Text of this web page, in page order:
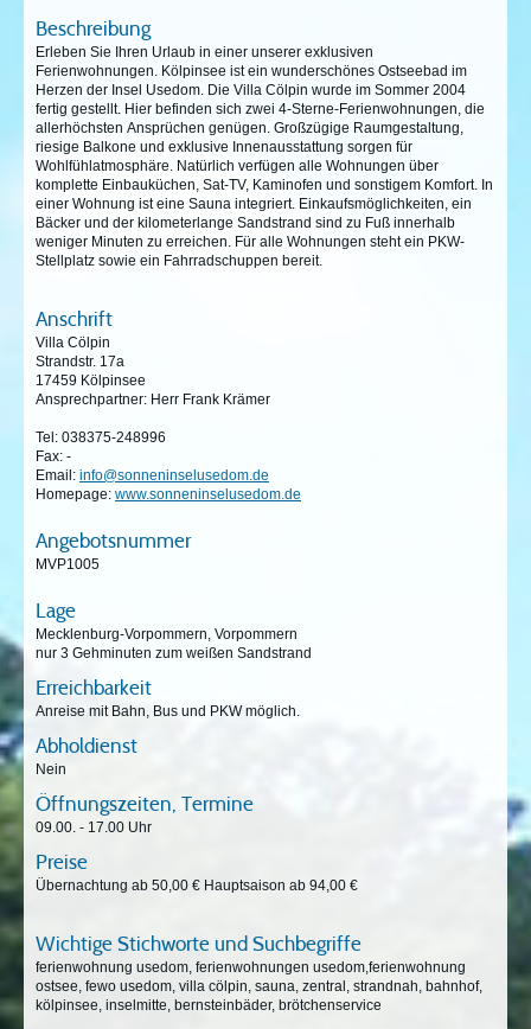
Beschreibung
Erleben Sie Ihren Urlaub in einer unserer exklusiven
Ferienwohnungen. Kölpinsee ist ein wunderschönes Ostseebad im
Herzen der Insel Usedom. Die Villa Cölpin wurde im Sommer 2004
fertig gestellt. Hier befinden sich zwei 4-Sterne-Ferienwohnungen, die
allerhöchsten Ansprüchen genügen. Großzügige Raumgestaltung,
riesige Balkone und exklusive Innenausstattung sorgen für
Wohlfühlatmosphäre. Natürlich verfügen alle Wohnungen über
komplette Einbauküchen, Sat-TV, Kaminofen und sonstigem Komfort. In
einer Wohnung ist eine Sauna integriert. Einkaufsmöglichkeiten, ein
Bäcker und der kilometerlange Sandstrand sind zu Fuß innerhalb
weniger Minuten zu erreichen. Für alle Wohnungen steht ein PKW-
Stellplatz sowie ein Fahrradschuppen bereit.
Anschrift
Villa Cölpin
Strandstr. 17a
17459 Kölpinsee
Ansprechpartner: Herr Frank Krämer
Tel: 038375-248996
Fax: -
Email: info@sonneninselusedom.de
Homepage: www.sonneninselusedom.de
Angebotsnummer
MVP1005
Lage
Mecklenburg-Vorpommern, Vorpommern
nur 3 Gehminuten zum weißen Sandstrand
Erreichbarkeit
Anreise mit Bahn, Bus und PKW möglich.
Abholdienst
Nein
Öffnungszeiten, Termine
09.00. - 17.00 Uhr
Preise
Übernachtung ab 50,00 € Hauptsaison ab 94,00 €
Wichtige Stichworte und Suchbegriffe
ferienwohnung usedom, ferienwohnungen usedom,ferienwohnung
ostsee, fewo usedom, villa cölpin, sauna, zentral, strandnah, bahnhof,
kölpinsee, inselmitte, bernsteinbäder, brötchenservice